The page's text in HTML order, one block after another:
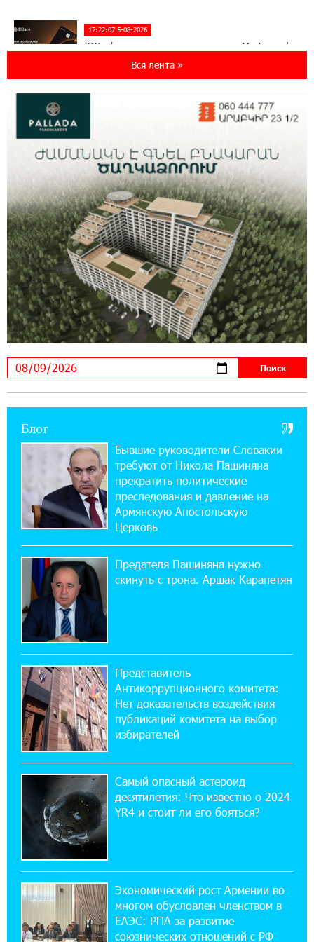
17:22:07 5-08-2026
IDBank представляет новую карту Mastercard
World с преимуществами для путешествий и
мониторинг дикой природы в Гнишике с
помощью солнечной энергии
14:56:01 5-08-2026
Ucom и FPWC обеспечат круглосуточный
мониторинг дикой природы в Гнишике с
помощью солнечной энергии
22:41:05 3-08-2026
Idram и IDBank - рядом со стартапами на
Seaside Startup Summit
10:12:55 3-08-2026
В мобильном приложении Юнибанка теперь
можно зарегистрироваться также с помощью
«Бесплатные бонусы в играх»: IDBank
предупреждает о кибератаках на школьников
11:21:15 31-07-2026
ЕАЭС со временем будет расширяться. Когда-
нибудь это поймёт и рядовой армянин, но
11:03:52 31-07-2026
Если Израиль использует тему Геноцида
армян против Эрдогана, то что для него
значит сам Геноцид?
17:16:14 30-07-2026
ВТБ (Армения): вклад «Стабильный» — до
10% годовых и оформление в мобильном
приложении
17:03:49 30-07-2026
Платформа Rate.Trading на Seaside Startup
14:44:13 29-07-2026
Состоялось открытие Khachaturian Rooftop
при поддержке IDBank
18:38:18 28-07-2026
Пашинян ты упустил свой шанс уйти
спокойно. Аршак Карапетян
Вся лента »
Блог
Бывшие руководители Словакии
требуют от Никола Пашиняна
прекратить политические
преследования и давление на
Армянскую Апостольскую
Церковь
Предателя Пашиняна нужно
скинуть с трона. Аршак Карапетян
Представитель
Антикоррупционного комитета:
Нет доказательств воздействия
публикаций комитета на выбор
избирателей
Самый опасный астероид
десятилетия: Что известно о 2024
YR4 и стоит ли его бояться?
Экономический рост Армении во
многом обусловлен членством в
ЕАЭС: РПА за развитие
союзнических отношений с РФ